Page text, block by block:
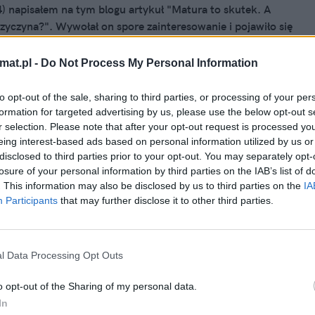
- Do Not Process My Personal Information
opt-out of the sale, sharing to third parties, or processing of your
for targeted advertising by us, please use the below opt-out
selection. Please note that after your opt-out request is processed
interest-based ads based on personal information utilized by us
to third parties prior to your opt-out. You may separately
of your personal information by third parties on the IAB’s list of
This information may also be disclosed by us to third parties on the
Participants that may further disclose it to other third parties.
Data Processing Opt Outs
opt-out of the Sharing of my personal data.
napisałem na tym blogu artykuł "Matura to skutek. A
Wywołał on spore zainteresowanie i pojawiło się
:-) Dominowały dwa wątki: Po pierwsze Osoby
źródło w egzaminie z matematyki. Po drugie niektórzy
twierdzili, że w końcu nie zdana matura to żaden dramat.
muszą mieć maturę - można być szczęśliwym będąc na
Nie chcąc budować konstrukcji typu "komentarz
postanowiłem, że mój pogląd na poruszane tematy
następnego wpisu. Oto on.
10:39
Twoje dziecko nie uczyło się do
maja przez niejeden dom z maturzystą na pokładzie,
się burza z piorunami. „Idź się uczyć!” „Wyłącz
naszych czasów – wielozadaniowością.